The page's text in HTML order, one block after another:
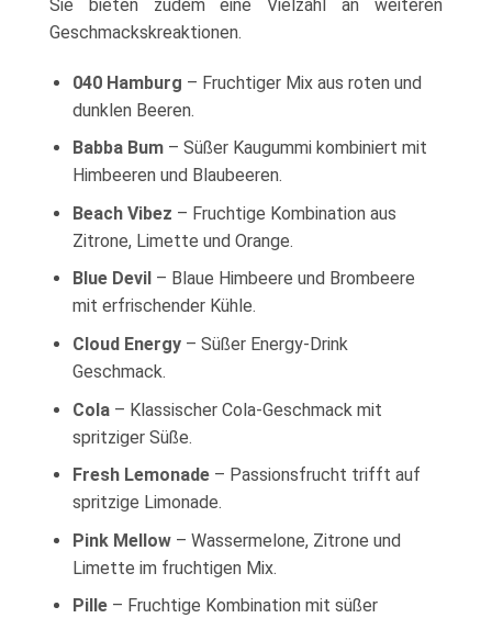
Sie bieten zudem eine Vielzahl an weiteren
Geschmackskreaktionen.
040 Hamburg – Fruchtiger Mix aus roten und
dunklen Beeren.
Babba Bum– Süßer Kaugummi kombiniert mit
Himbeeren und Blaubeeren.
Beach Vibez – Fruchtige Kombination aus
Zitrone, Limette und Orange.
Blue Devil – Blaue Himbeere und Brombeere
mit erfrischender Kühle.
Cloud Energy– Süßer Energy-Drink
Geschmack.
Cola – Klassischer Cola-Geschmack mit
spritziger Süße.
Fresh Lemonade– Passionsfrucht trifft auf
spritzige Limonade.
Pink Mellow– Wassermelone, Zitrone und
Limette im fruchtigen Mix.
Pille– Fruchtige Kombination mit süßer